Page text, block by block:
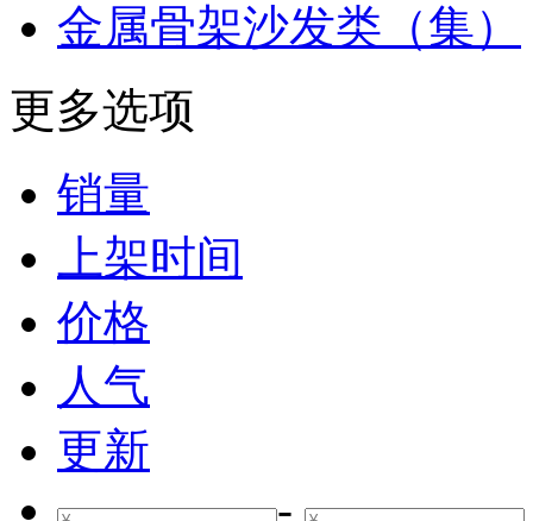
金属骨架沙发类（集）
更多选项
销量
上架时间
价格
人气
更新
-